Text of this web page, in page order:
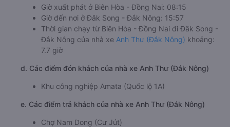
Giờ xuất phát ở Biên Hòa - Đồng Nai: 08:15
Giờ đến nơi ở Đăk Song - Đắk Nông: 15:57
Thời gian chạy từ Biên Hòa - Đồng Nai đi Đăk Song -
Đắk Nông của nhà xe Anh Thư (Đắk Nông) khoảng:
7.7 giờ
d. Các điểm đón khách của nhà xe Anh Thư (Đắk Nông)
Khu công nghiệp Amata (Quốc lộ 1A)
e. Các điểm trả khách của nhà xe Anh Thư (Đắk Nông)
Chợ Nam Dong (Cư Jút)